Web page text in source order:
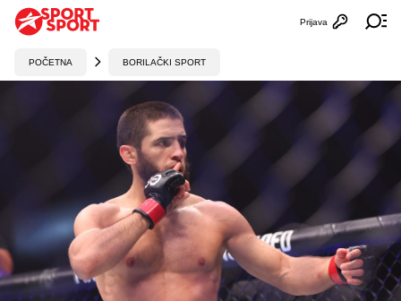
Otvori
Prijava
POČETNA BORILAČKI SPORT